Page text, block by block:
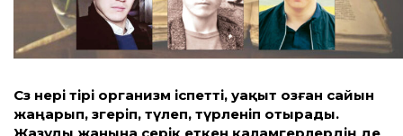
Сөз өнері тірі организм іспетті, уақыт озған сайын
жаңарып, өзгеріп, түлеп, түрленіп отырады.